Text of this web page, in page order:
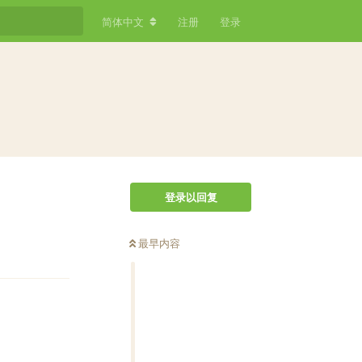
简体中文 注册 登录
登录以回复
最早内容